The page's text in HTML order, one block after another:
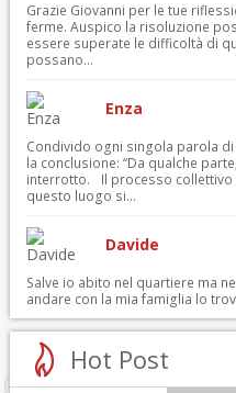
Grazie Giovanni per le tue
ferme. Auspico la risoluzione
essere superate le difficoltà di
possano...
Enza
Condivido ogni singola parola
la conclusione: “Da qualche
interrotto. Il processo collettivo
questo luogo si...
Davide
Salve io abito nel quartiere ma
andare con la mia famiglia lo
Hot Post